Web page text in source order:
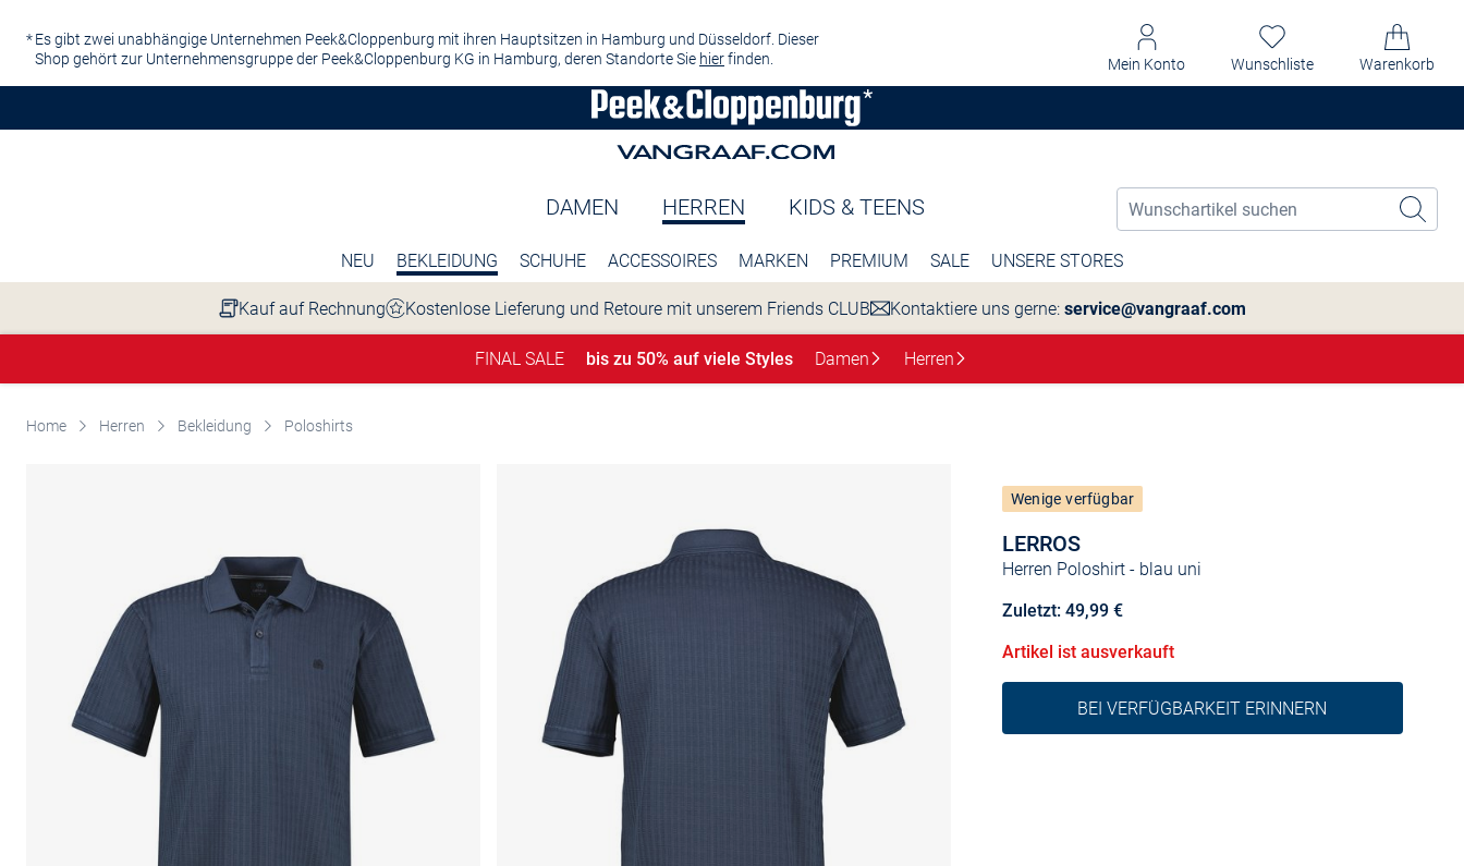
Es gibt zwei unabhängige Unternehmen Peek&Cloppenburg mit ihren Hauptsitzen in Hamburg und Düsseldorf. Dieser
Shop gehört zur Unternehmensgruppe der Peek&Cloppenburg KG in Hamburg, deren Standorte Sie hierfinden. Mein Konto Wunschliste Warenkorb
DAMEN HERREN KIDS & TEENS
NEU BEKLEIDUNG SCHUHE ACCESSOIRES MARKEN PREMIUM SALE UNSERE STORES
Kauf auf Rechnung Kostenlose Lieferung und Retoure mit unserem Friends CLUB Kontaktiere uns gerne: service@vangraaf.com
FINAL SALE bis zu 50% auf viele Styles Damen Herren
Home Herren Bekleidung Poloshirts
LERROS
Herren Poloshirt- blau uni
Wenige verfügbar
Zuletzt: 49,99 €
Artikel ist ausverkauft
BEI VERFÜGBARKEIT ERINNERN